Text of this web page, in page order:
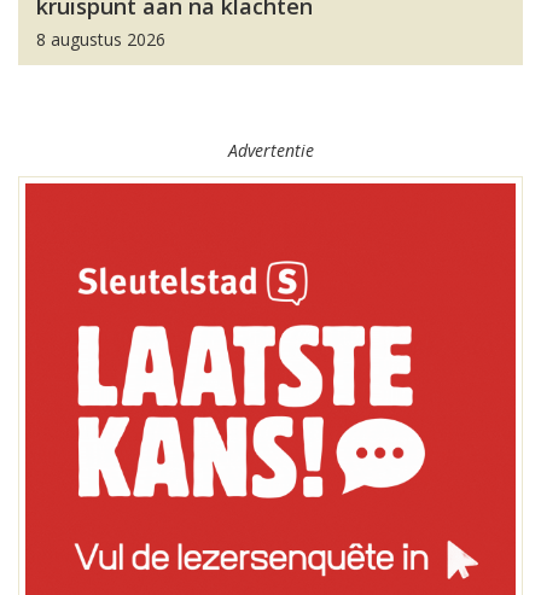
kruispunt aan na klachten
8 augustus 2026
Advertentie